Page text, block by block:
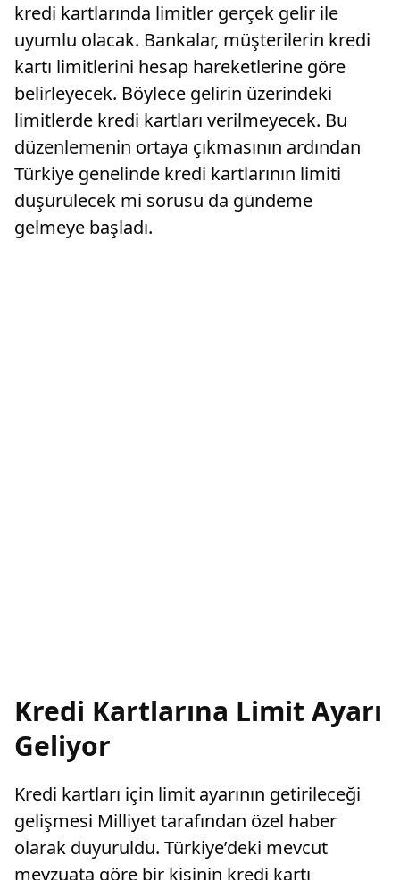
kredi kartlarında limitler gerçek gelir ile
uyumlu olacak. Bankalar, müşterilerin kredi
kartı limitlerini hesap hareketlerine göre
belirleyecek. Böylece gelirin üzerindeki
limitlerde kredi kartları verilmeyecek. Bu
düzenlemenin ortaya çıkmasının ardından
Türkiye genelinde kredi kartlarının limiti
düşürülecek mi sorusu da gündeme
gelmeye başladı.
Kredi Kartlarına Limit Ayarı
Geliyor
Kredi kartları için limit ayarının getirileceği
gelişmesi Milliyet tarafından özel haber
olarak duyuruldu. Türkiye’deki mevcut
mevzuata göre bir kişinin kredi kartı